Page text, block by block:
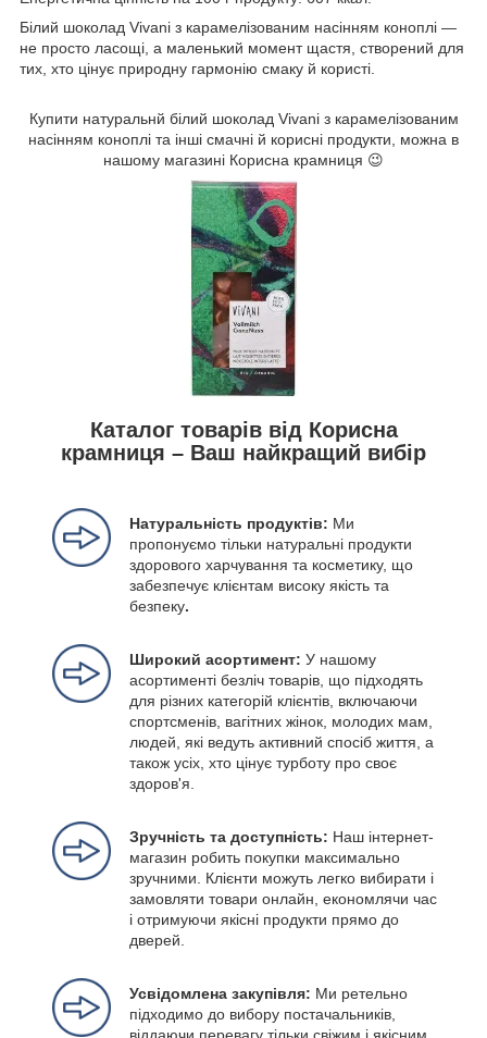
Білий шоколад Vivani з карамелізованим насінням коноплі —
не просто ласощі, а маленький момент щастя, створений для
тих, хто цінує природну гармонію смаку й користі.
Купити натуральнй білий шоколад Vivani з карамелізованим
насінням коноплі та інші смачні й корисні продукти, можна в
нашому магазині Корисна крамниця 😉
Каталог товарів від Корисна
крамниця – Ваш найкращий вибір
Натуральність продуктів: Ми
пропонуємо тільки натуральні продукти
здорового харчування та косметику, що
забезпечує клієнтам високу якість та
безпеку.
Широкий асортимент: У нашому
асортименті безліч товарів, що підходять
для різних категорій клієнтів, включаючи
спортсменів, вагітних жінок, молодих мам,
людей, які ведуть активний спосіб життя, а
також усіх, хто цінує турботу про своє
здоров'я.
Зручність та доступність: Наш інтернет-
магазин робить покупки максимально
зручними. Клієнти можуть легко вибирати і
замовляти товари онлайн, економлячи час
і отримуючи якісні продукти прямо до
дверей.
Усвідомлена закупівля: Ми ретельно
підходимо до вибору постачальників,